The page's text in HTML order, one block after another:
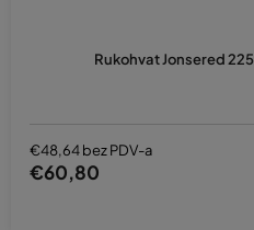
Rukohvat Jonsered
€48,64 bez PDV-a
€60,80